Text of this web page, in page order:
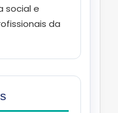
social e
da